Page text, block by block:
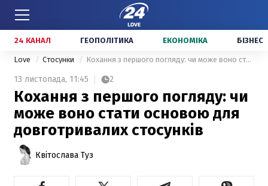
24 КАНАЛ ГЕОПОЛІТИКА ЕКОНОМІКА БІЗНЕС
Love Стосунки Кохання з першого погляду: чи може воно стати основою для довготривалих стосунків
13 листопада, 11:45 2
Кохання з першого погляду: чи
може воно стати основою для
довготривалих стосунків
Квітослава Туз